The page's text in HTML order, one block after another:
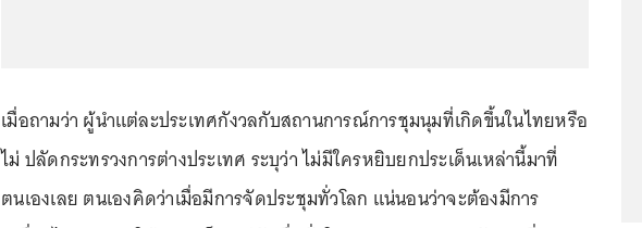
เมื่อถามว่า ผู้นำแต่ละประเทศกังวลกับสถานการณ์การชุมนุมที่เกิดขึ้นในไทยหรือ
ไม่ ปลัดกระทรวงการต่างประเทศ ระบุว่า ไม่มีใครหยิบยกประเด็นเหล่านี้มาที่
ตนเองเลย ตนเองคิดว่าเมื่อมีการจัดประชุมทั่วโลก แน่นอนว่าจะต้องมีการ